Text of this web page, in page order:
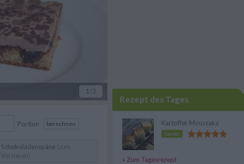
1 /3
Portion berechnen
Schokoladenspäne (zum
Verzieren)
Rezept des Tages
Kartoffel-Moussaka
Leicht
» Zum Tagesrezept